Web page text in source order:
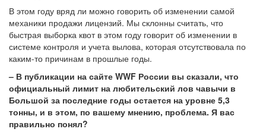
В этом году вряд ли можно говорить об изменении самой
механики продажи лицензий. Мы склонны считать, что
быстрая выборка квот в этом году говорит об изменении в
системе контроля и учета вылова, которая отсутствовала по
каким-то причинам в прошлые годы.
– В публикации на сайте WWF России вы сказали, что
официальный лимит на любительский лов чавычи в
Большой за последние годы остается на уровне 5,3
тонны, и в этом, по вашему мнению, проблема. Я вас
правильно понял?